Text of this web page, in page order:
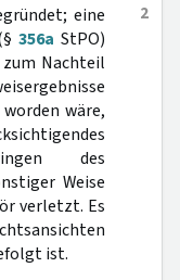
2
eine
356a StPO)
Nachteil
wäre,
des
Weise
verletzt. Es
ist.